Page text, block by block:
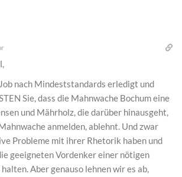
nach Mindeststandards erledigt und
Sie, dass die Mahnwache Bochum eine
und Mährholz, die darüber hinausgeht,
anmelden, ablehnt. Und zwar
Probleme mit ihrer Rhetorik haben und
geeigneten Vordenker einer nötigen
Aber genauso lehnen wir es ab,